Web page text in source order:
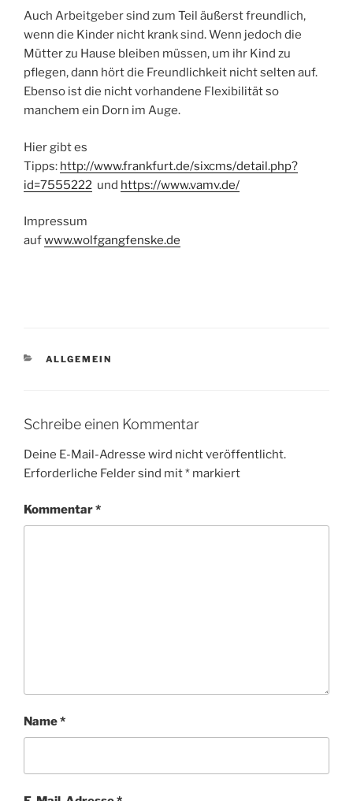
Auch Arbeitgeber sind zum Teil äußerst freundlich,
wenn die Kinder nicht krank sind. Wenn jedoch die
Mütter zu Hause bleiben müssen, um ihr Kind zu
pflegen, dann hört die Freundlichkeit nicht selten auf.
Ebenso ist die nicht vorhandene Flexibilität so
manchem ein Dorn im Auge.
Hier gibt es
Tipps: http://www.frankfurt.de/sixcms/detail.php?
id=7555222 und https://www.vamv.de/
Impressum
aufwww.wolfgangfenske.de
KATEGORIEN
ALLGEMEIN
Schreibe einen Kommentar
Deine E-Mail-Adresse wird nicht veröffentlicht.
Erforderliche Felder sind mit* markiert
Kommentar*
Name*